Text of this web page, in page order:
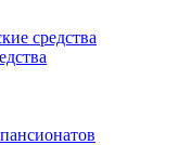
средства